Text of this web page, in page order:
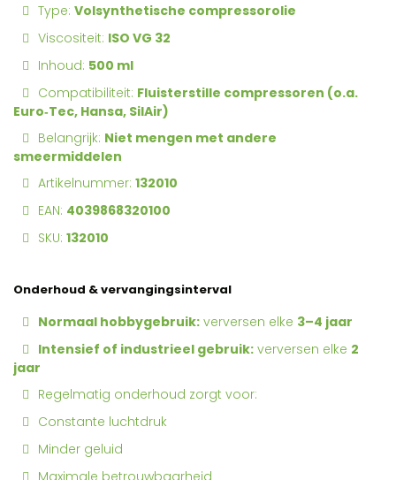
Type: Volsynthetische compressorolie
Viscositeit: ISO VG 32
Inhoud: 500 ml
Compatibiliteit: Fluisterstille compressoren (o.a.
Euro‑Tec, Hansa, SilAir)
Belangrijk: Niet mengen met andere
smeermiddelen
Artikelnummer: 132010
EAN: 4039868320100
SKU: 132010
Onderhoud & vervangingsinterval
Normaal hobbygebruik: verversen elke 3–4 jaar
Intensief of industrieel gebruik: verversen elke 2
jaar
Regelmatig onderhoud zorgt voor:
Constante luchtdruk
Minder geluid
Maximale betrouwbaarheid